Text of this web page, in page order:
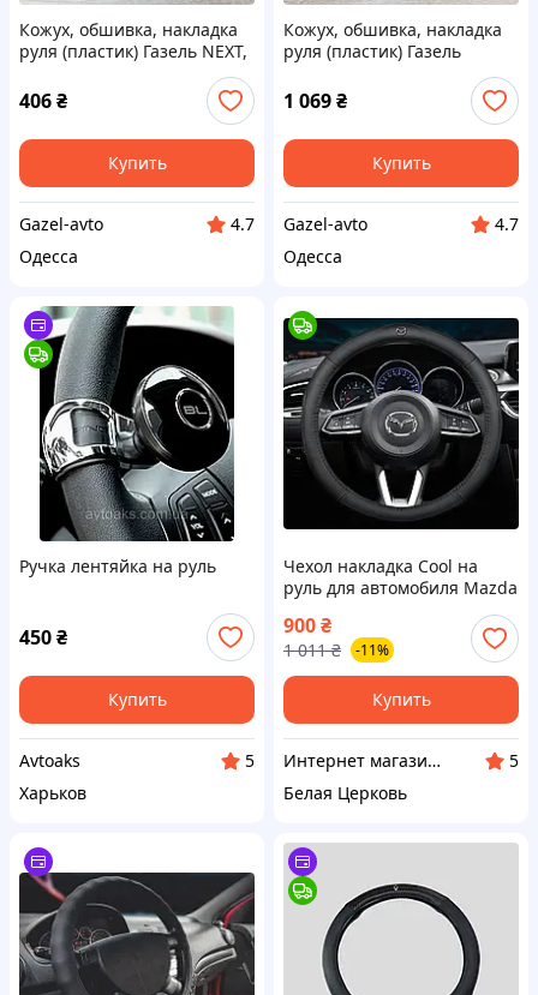
Кожух, обшивка, накладка
руля (пластик) Газель NEXT,
ГАЗ)
406₴
Купить
Gazel-avto
4.7
Одесса
Кожух, обшивка, накладка
руля (пластик) Газель
Бизнес, верхняя под руль
(пр-во ГАЗ)
1 069₴
Купить
Gazel-avto
4.7
Одесса
Ручка лентяйка на руль
450₴
Купить
Avtoaks
5
Харьков
Чехол накладка Cool на
руль для автомобиля Mazda
900₴
1 011 ₴ -11%
Купить
Интернет магазин GoFashion
5
Белая Церковь